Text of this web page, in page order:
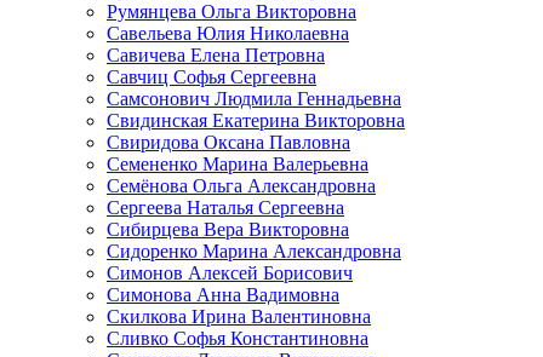
Румянцева Ольга Викторовна
Савельева Юлия Николаевна
Савичева Елена Петровна
Савчиц Софья Сергеевна
Самсонович Людмила Геннадьевна
Свидинская Екатерина Викторовна
Свиридова Оксана Павловна
Семененко Марина Валерьевна
Семёнова Ольга Александровна
Сергеева Наталья Сергеевна
Сибирцева Вера Викторовна
Сидоренко Марина Александровна
Симонов Алексей Борисович
Симонова Анна Вадимовна
Скилкова Ирина Валентиновна
Сливко Софья Константиновна